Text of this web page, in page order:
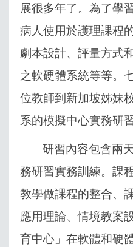
展很多年了。為了學
病人使用於護理課程
劇本設計、評量方式
之軟硬體系統等等。
位教師到新加坡姊妹
系的模擬中心實務研習
研習內容包含兩
務研習實務訓練。課
教學做課程的整合、
應用理論、情境教案
育中心」在軟體和硬